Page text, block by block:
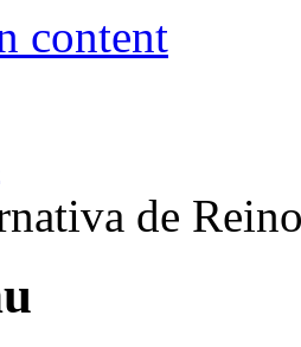
content
de